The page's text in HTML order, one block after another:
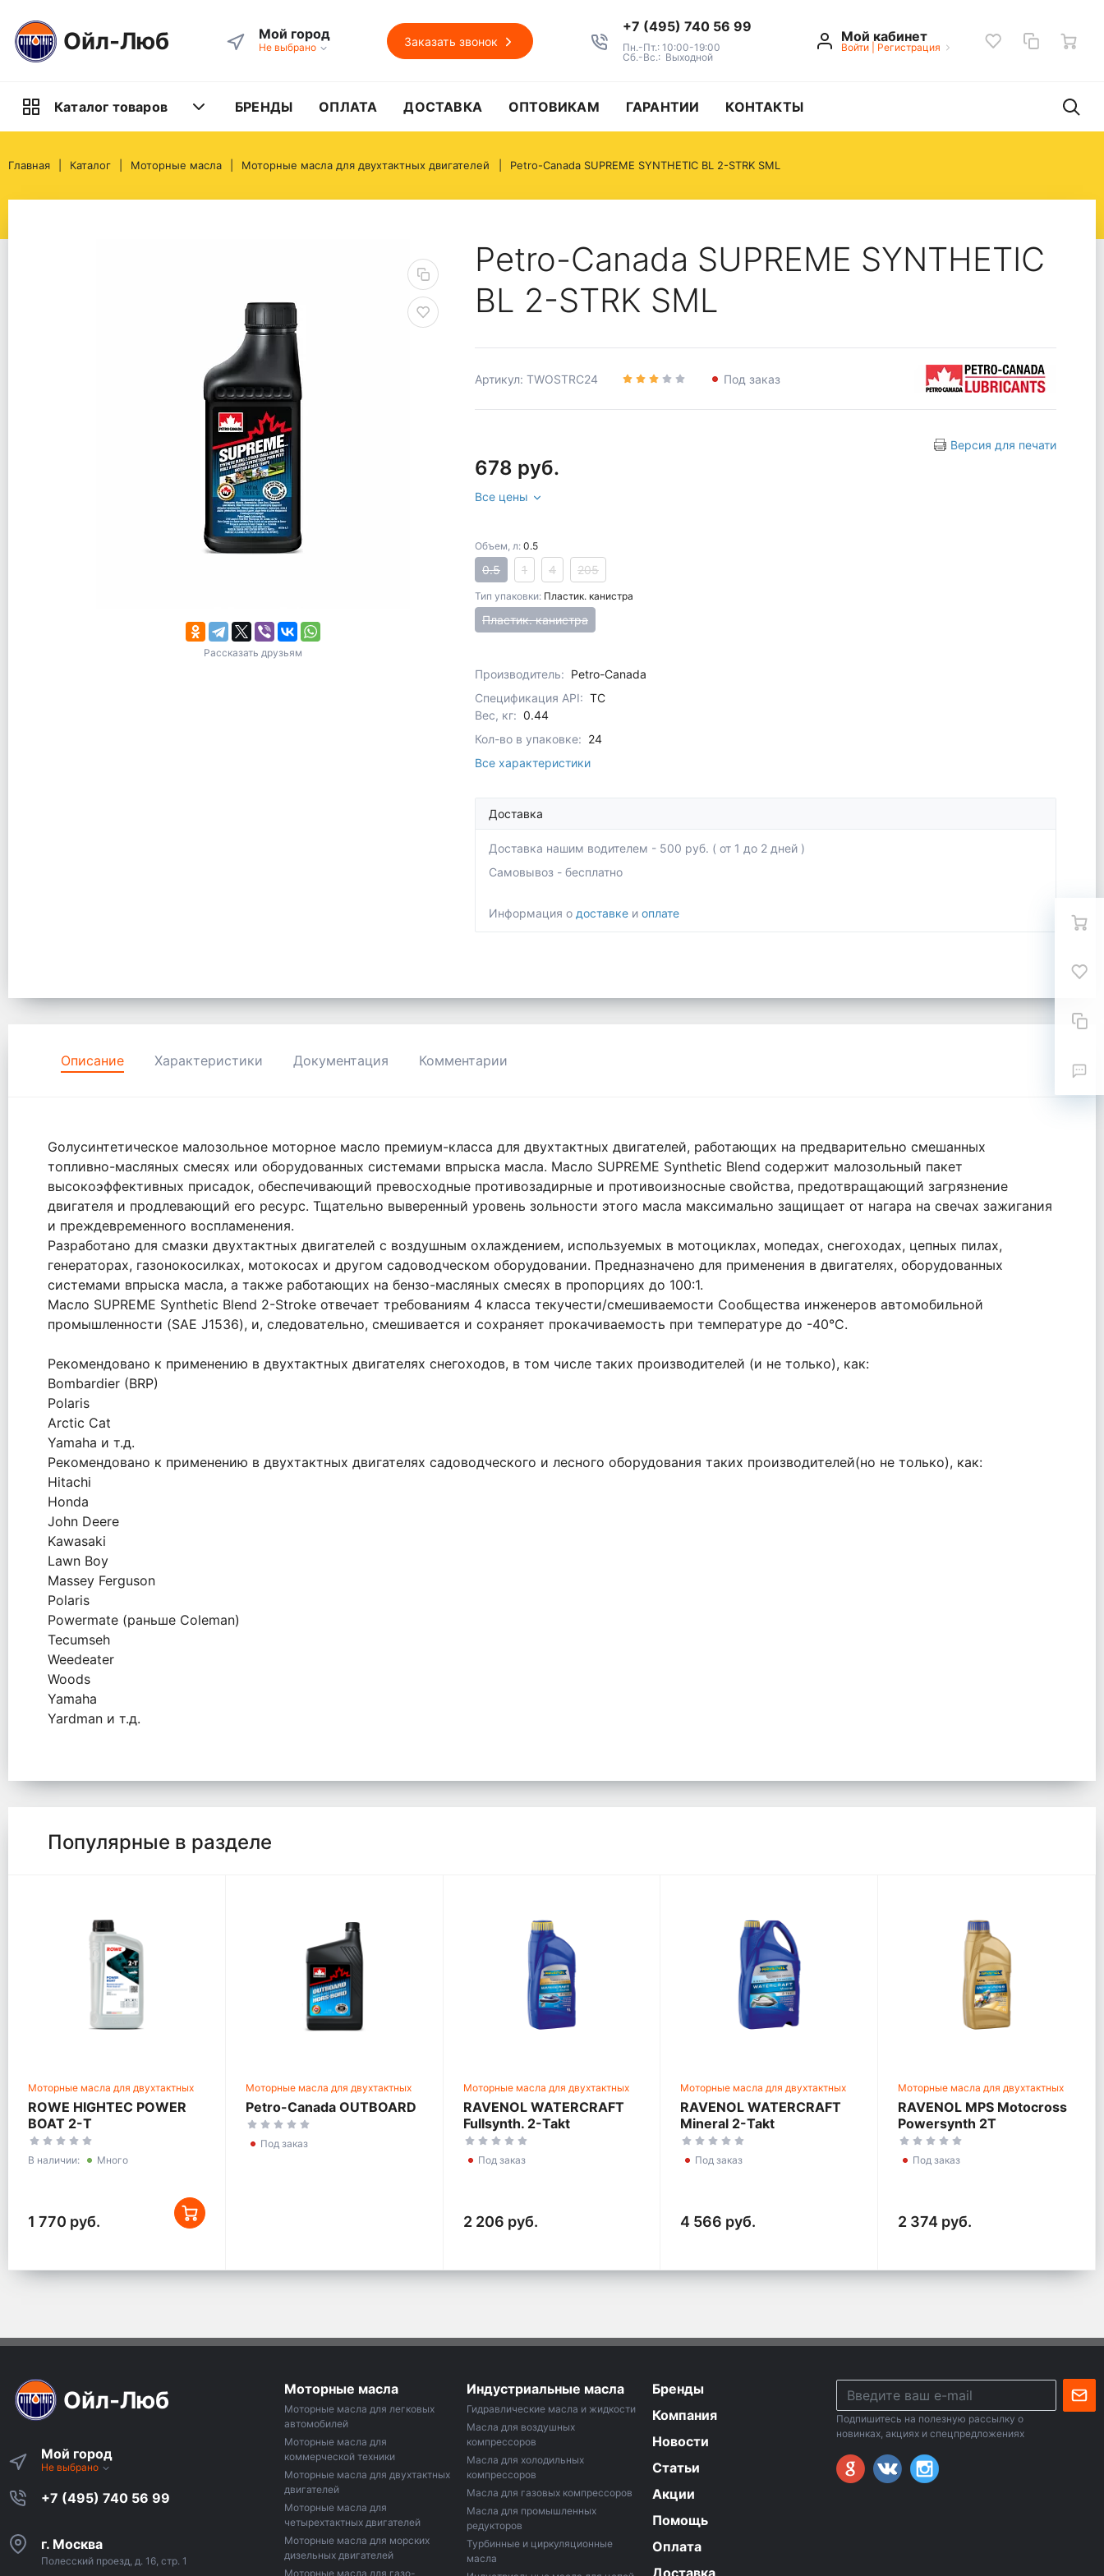
Ойл-Люб Мой город
Не выбрано Заказать звонок
+7 (495) 740 56 99
Пн.-Пт.: 10:00-19:00
Сб.-Вс.: Выходной
Мой кабинет
Войти| Регистрация
Каталог товаров БРЕНДЫ ОПЛАТА ДОСТАВКА ОПТОВИКАМ ГАРАНТИИ КОНТАКТЫ
Главная Каталог Моторные масла Моторные масла для двухтактных двигателей Petro-Canada SUPREME SYNTHETIC BL 2-STRK SML
Рассказать друзьям
Petro-Canada SUPREME SYNTHETIC
BL 2-STRK SML
Артикул: TWOSTRC24 Под заказ
Версия для печати
678 руб.
Все цены
Объем, л: 0.5
0.5 1 4 205
Тип упаковки: Пластик. канистра
Пластик. канистра
Производитель: Petro-Canada
Спецификация API: TC
Вес, кг: 0.44
Кол-во в упаковке: 24
Все характеристики
Доставка
Доставка нашим водителем - 500 руб. ( от 1 до 2 дней )
Самовывоз - бесплатно
Информация о доставке и оплате
Описание Характеристики Документация Комментарии
Gолусинтетическое малозольное моторное масло премиум-класса для двухтактных двигателей, работающих на предварительно смешанных
топливно-масляных смесях или оборудованных системами впрыска масла. Масло SUPREME Synthetic Blend содержит малозольный пакет
высокоэффективных присадок, обеспечивающий превосходные противозадирные и противоизносные свойства, предотвращающий загрязнение
двигателя и продлевающий его ресурс. Тщательно выверенный уровень зольности этого масла максимально защищает от нагара на свечах зажигания
и преждевременного воспламенения.
Разработано для смазки двухтактных двигателей с воздушным охлаждением, используемых в мотоциклах, мопедах, снегоходах, цепных пилах,
генераторах, газонокосилках, мотокосах и другом садоводческом оборудовании. Предназначено для применения в двигателях, оборудованных
системами впрыска масла, а также работающих на бензо-масляных смесях в пропорциях до 100:1.
Масло SUPREME Synthetic Blend 2-Stroke отвечает требованиям 4 класса текучести/смешиваемости Сообщества инженеров автомобильной
промышленности (SAE J1536), и, следовательно, смешивается и сохраняет прокачиваемость при температуре до -40°С.
Рекомендовано к применению в двухтактных двигателях снегоходов, в том числе таких производителей (и не только), как:
Bombardier (BRP)
Polaris
Arctic Cat
Yamaha и т.д.
Рекомендовано к применению в двухтактных двигателях садоводческого и лесного оборудования таких производителей(но не только), как:
Hitachi
Honda
John Deere
Kawasaki
Lawn Boy
Massey Ferguson
Polaris
Powermate (раньше Coleman)
Tecumseh
Weedeater
Woods
Yamaha
Yardman и т.д.
Популярные в разделе
Моторные масла для двухтактных
двигателей
ROWE HIGHTEC POWER
BOAT 2-T
В наличии: Много
1 770 руб.
Моторные масла для двухтактных
двигателей
Petro-Canada OUTBOARD
Под заказ
Моторные масла для двухтактных
двигателей
RAVENOL WATERCRAFT
Fullsynth. 2-Takt
Под заказ
2 206 руб.
Моторные масла для двухтактных
двигателей
RAVENOL WATERCRAFT
Mineral 2-Takt
Под заказ
4 566 руб.
Моторные масла для двухтактных
двигателей
RAVENOL MPS Motocross
Powersynth 2T
Под заказ
2 374 руб.
Ойл-Люб
Мой город
Не выбрано
+7 (495) 740 56 99
г. Москва
Полесский проезд, д. 16, стр. 1
Моторные масла
Моторные масла для легковых
автомобилей
Моторные масла для
коммерческой техники
Моторные масла для двухтактных
двигателей
Моторные масла для
четырехтактных двигателей
Моторные масла для морских
дизельных двигателей
Моторные масла для газо-
Индустриальные масла
Гидравлические масла и жидкости
Масла для воздушных
компрессоров
Маслa для холодильных
компрессоров
Масла для газовых компрессоров
Масла для промышленных
редукторов
Турбинные и циркуляционные
масла
Бренды
Компания
Новости
Статьи
Акции
Помощь
Оплата
Подпишитесь на полезную рассылку о
новинках, акциях и спецпредложениях